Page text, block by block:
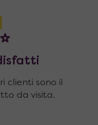
clienti sono il
da visita.